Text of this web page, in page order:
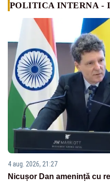
POLITICA INTERNA -
4 aug. 2026, 21:27
Nicușor Dan amenință cu